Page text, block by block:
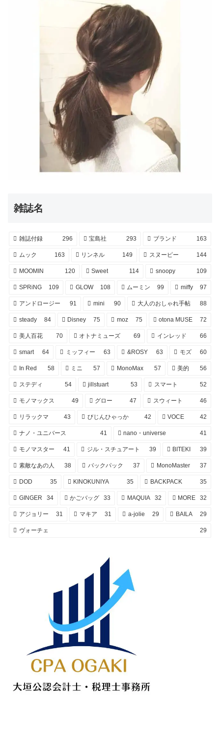
雑誌名
雑誌付録 296 宝島社 293 ブランド 163
ムック 163 リンネル 149 スヌーピー 144
MOOMIN 120 Sweet 114 snoopy 109
SPRiNG 109 GLOW 108 ムーミン 99 miffy 97
アンドロージー 91 mini 90 大人のおしゃれ手帖 88
steady 84 Disney 75 moz 75 otona MUSE 72
美人百花 70 オトナミューズ 69 インレッド 66
smart 64 ミッフィー 63 &ROSY 63 モズ 60
In Red 58 ミニ 57 MonoMax 57 美的 56
ステディ 54 jillstuart 53 スマート 52
モノマックス 49 グロー 47 スウィート 46
リラックマ 43 びじんひゃっか 42 VOCE 42
ナノ・ユニバース 41 nano・universe 41
モノマスター 41 ジル・スチュアート 39 BITEKI 39
素敵なあの人 38 バックパック 37 MonoMaster 37
DOD 35 KINOKUNIYA 35 BACKPACK 35
GINGER 34 かごバッグ 33 MAQUIA 32 MORE 32
アジョリー 31 マキア 31 a-jolie 29 BAILA 29
ヴォーチェ 29